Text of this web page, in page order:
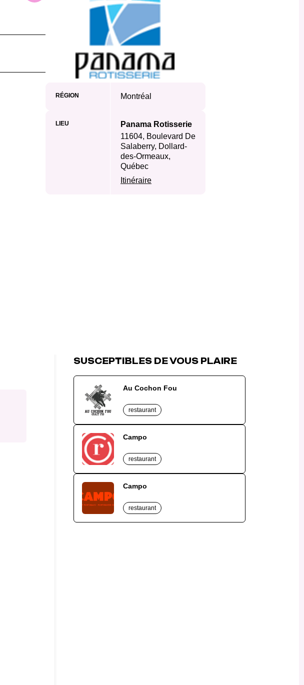
RÉGION Montréal
LIEU
Panama Rotisserie
11604, Boulevard De
Salaberry, Dollard-
des-Ormeaux,
Québec
Itinéraire
SUSCEPTIBLES DE VOUS PLAIRE
Au Cochon Fou
restaurant
Campo
restaurant
Campo
restaurant